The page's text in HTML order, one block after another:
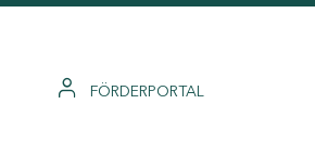
FÖRDERPORTAL